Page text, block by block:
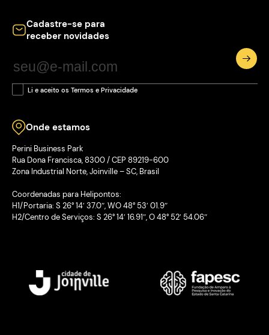
Cadastre-se para
receber novidades
Li e aceito os Termos e Privacidade
Onde estamos
Perini Business Park
Rua Dona Francisca, 8300 / CEP 89219-600
Zona Industrial Norte, Joinville – SC, Brasil
Coordenadas para Helipontos:
H1/Portaria: S 26° 14′ 37.0″, WO 48° 53′ 01.9″
H2/Centro de Serviços: S 26° 14′ 16.91″, O 48° 52′ 54.06″